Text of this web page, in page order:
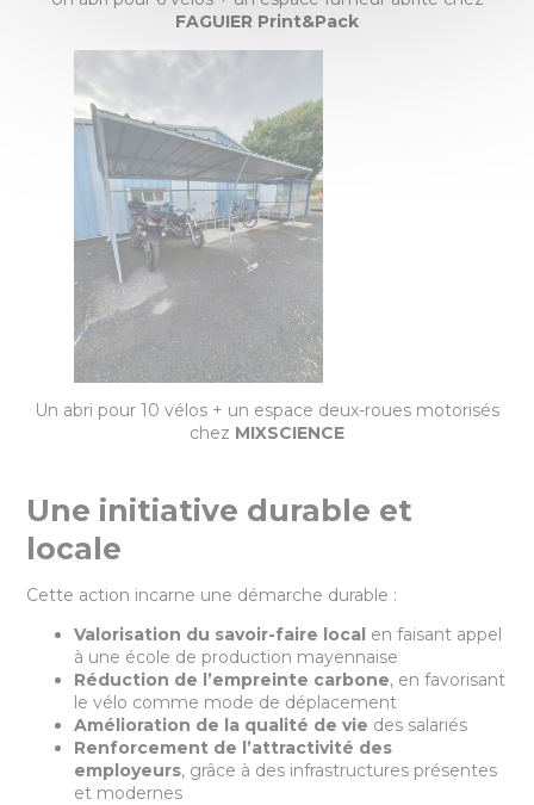
FAGUIER Print&Pack
Un abri pour 10 vélos + un espace deux-roues motorisés
chez MIXSCIENCE
Une initiative durable et
locale
Cette action incarne une démarche durable :
Valorisation du savoir-faire local en faisant appel
à une école de production mayennaise
Réduction de l’empreinte carbone, en favorisant
le vélo comme mode de déplacement
Amélioration de la qualité de vie des salariés
Renforcement de l’attractivité des
employeurs, grâce à des infrastructures présentes
et modernes